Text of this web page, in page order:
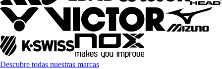
Descubre todas nuestras marcas